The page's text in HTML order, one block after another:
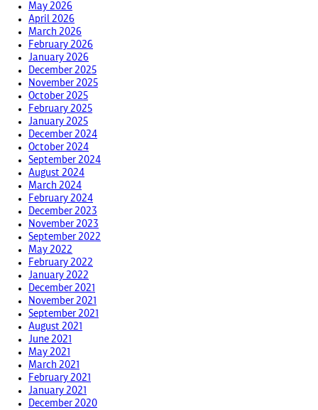
May 2026
April 2026
March 2026
February 2026
January 2026
December 2025
November 2025
October 2025
February 2025
January 2025
December 2024
October 2024
September 2024
August 2024
March 2024
February 2024
December 2023
November 2023
September 2022
May 2022
February 2022
January 2022
December 2021
November 2021
September 2021
August 2021
June 2021
May 2021
March 2021
February 2021
January 2021
December 2020